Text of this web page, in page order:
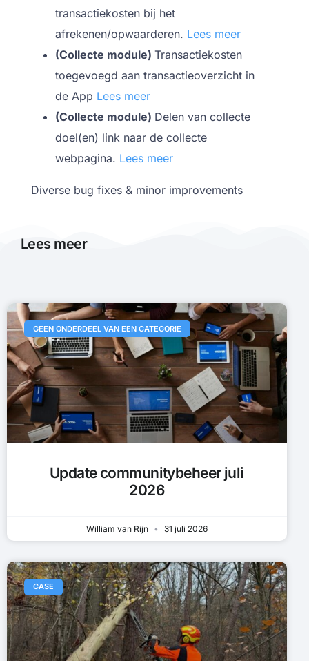
transactiekosten bij het
afrekenen/opwaarderen. Lees meer
(Collecte module) Transactiekosten
toegevoegd aan transactieoverzicht in
de App Lees meer
(Collecte module) Delen van collecte
doel(en) link naar de collecte
webpagina. Lees meer
Diverse bug fixes & minor improvements
Lees meer
GEEN ONDERDEEL VAN EEN CATEGORIE
Update communitybeheer juli
2026
William van Rijn 31 juli 2026
CASE